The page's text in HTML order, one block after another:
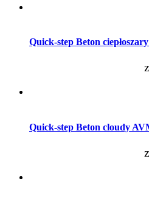
Quick-step Beton
Quick-step Beton cloudy